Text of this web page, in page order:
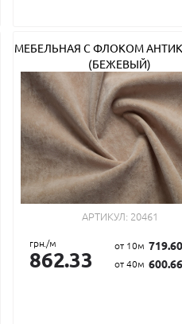
МЕБЕЛЬНАЯ С ФЛОКОМ
(БЕЖЕВЫЙ)
АРТИКУЛ: 20461
грн./м
862.33
от 10м 719.60
от 40м 600.66